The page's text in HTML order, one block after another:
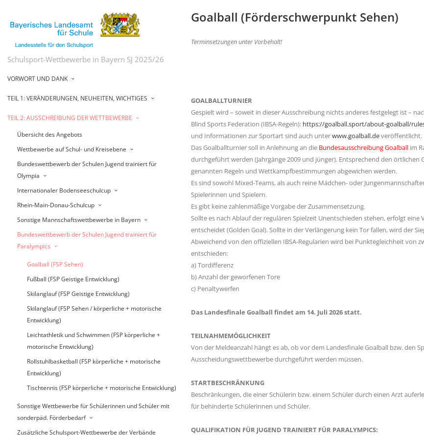
Schulsport-Wettbewerbe in Bayern SJ 2025/26
VORWORT UND DANK
TEIL 1: VERÄNDERUNGEN, NEUHEITEN, WICHTIGES
TEIL 2: AUSSCHREIBUNG DER WETTBEWERBE
Übersicht des Angebots
Wettbewerbe auf Schul- und Kreisebene
Bundeswettbewerb der Schulen Jugend trainiert für
Olympia
Internationaler Bodenseeschulcup
Rhein-Main-Donau-Schulcup
Sonstige Mannschaftswettbewerbe in Bayern
Bundeswettbewerb der Schulen Jugend trainiert für
Paralympics
Goalball (FSP Sehen)
Fußball (FSP Geistige Entwicklung)
Skilanglauf (FSP Geistige Entwicklung)
Skilanglauf (FSP Sehen / körperliche + motorische
Entwicklung)
Leichtathletik und Schwimmen (FSP körperliche +
motorische Entwicklung)
Rollstuhlbasketball (FSP körperliche + motorische
Entwicklung)
Tischtennis (FSP körperliche + motorische Entwicklung)
Sonstige Wettbewerbe für Schülerinnen und Schüler mit
sonderpäd. Förderbedarf
Zusätzliche Schulsport-Wettbewerbe der Verbände
Goalball (Förderschwerpunkt Sehen)
Terminsetzungen unter Vorbehalt!
GOALBALLTURNIER
Gespielt wird – soweit in dieser Ausschreibung nichts anderes festgelegt ist –
Blind Sports Federation (IBSA-Regeln): https://goalball.sport/about-goalball/
und Informationen zur Sportart sind auch unterwww.goalball.deveröffentlicht.
Das Goalballturnier soll in Anlehnung an die Bundesausschreibung Goalball im
durchgeführt werden (Jahrgänge 2009 und jünger). Entsprechend den
genannten Regeln und Wettkampfbestimmungen abgewichen werden.
Es sind sowohl Mixed-Teams, als auch reine Mädchen- oder
Spielerinnen und Spielern.
Es gibt keine zahlenmäßige Vorgabe der Zusammensetzung.
Sollte es nach Ablauf der regulären Spielzeit Unentschieden stehen, erfolgt
entscheidet (Golden Goal). Sollte in der Verlängerung kein Tor fallen, wird der
Abweichend von den offiziellen IBSA-Regularien wird bei Punktegleichheit
entschieden:
a) Tordifferenz
b) Anzahl der geworfenen Tore
c) Penaltywerfen
Das Landesfinale Goalball findet am 14. Juli 2026statt.
TEILNAHMEMÖGLICHKEIT
Von der Meldeanzahl hängt es ab, ob vor dem Landesfinale Goalball bzw. den
Ausscheidungswettbewerbe durchgeführt werden müssen.
STARTBESCHRÄNKUNG
Beschränkungen, die einer Schülerin bzw. einem Schüler durch einen Arzt
für behinderte Schülerinnen und Schüler.
QUALIFIKATION FÜR JUGEND TRAINIERT FÜR PARALYMPICS: